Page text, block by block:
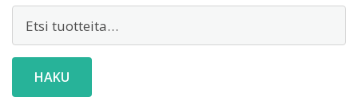
HAKU